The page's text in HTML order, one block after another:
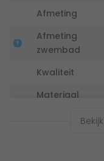
Een winterzeil van
Hiervoor dienen er
worden bevestigd.
meegeleverd. Het
helemaal op maat
Afmeting
Afmeting
zwembad
Kwaliteit
Materiaal